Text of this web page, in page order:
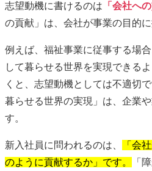
志望動機に書けるのは 「会社へ
の貢献」は、会社が事業の目的に
例えば、福祉事業に従事する場
して暮らせる世界を実現できる
くと、志望動機としては不適切
暮らせる世界の実現」は、企業
す。
新入社員に問われるのは、
「会
のように貢献するか」です。
「